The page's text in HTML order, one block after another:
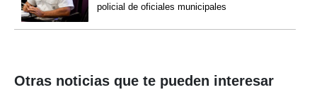
policial de oficiales municipales
Otras noticias que te pueden interesar